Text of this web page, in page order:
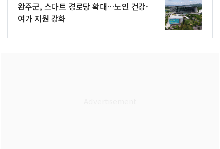
완주군, 스마트 경로당 확대…노인 건강·
여가 지원 강화